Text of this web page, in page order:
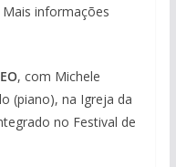
informações
, com Michele
(piano), na Igreja da
no Festival de